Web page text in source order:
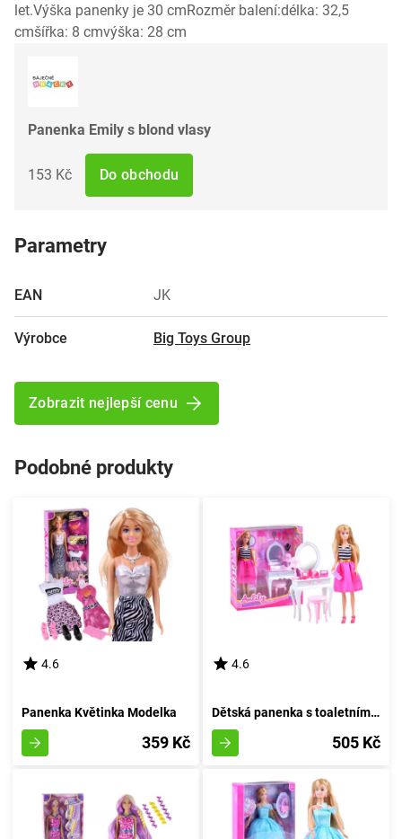
let.Výška panenky je 30 cmRozměr balení:délka: 32,5
cmšířka: 8 cmvýška: 28 cm
Panenka Emily s blond vlasy
153 Kč Do obchodu
Parametry
EAN JK
Výrobce Big Toys Group
Zobrazit nejlepší cenu
Podobné produkty
4.6
Panenka Květinka Modelka
359 Kč
4.6
Dětská panenka s toaletním stolečkem Lily
505 Kč